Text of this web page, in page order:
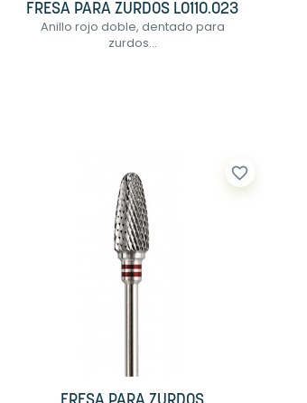
FRESA PARA ZURDOS L0110.023
Anillo rojo doble, dentado para
zurdos...
favorite_border